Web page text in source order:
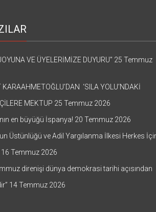
VE ÜYELERİMİZE DUYURU” 25 Temmuz
‘SILA YOLU’NDAKİ
MEKTUP 25 Temmuz 2026
en büyüğü İspanya! 20 Temmuz 2026
Üstünlüğü ve Adil Yargılanma İlkesi Herkes
16 Temmuz 2026
direnişi dünya demokrasi tarihi açısından
14 Temmuz 2026